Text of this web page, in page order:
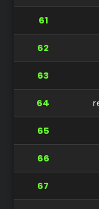
61
62
63
64
65
66
67